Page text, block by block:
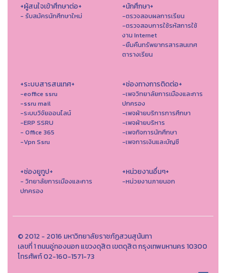
+ผู้สนใจเข้าศึกษาต่อ+
- รับสมัครนักศึกษาใหม่
+นักศึกษา+
-ตรวจสอบผลการเรียน
-ตรวจสอบการใช้รหัสการใช้
งาน Internet
-ยืมคืนทรัพยากรสารสนเทศ
ตารางเรียน
+ระบบสารสนเทศ+
-eoffice ssru
-ssru mail
-ระบบวิจัยออนไลน์
-ERP SSRU
- Office 365
-Vpn Ssru
+ช่องทางการติดต่อ+
-เพจวิทยาลัยการเมืองและการ
ปกครอง
-เพจฝ่ายบริการการศึกษา
-เพจฝ่ายบริหาร
-เพจกิจการนักศึกษา
-เพจการเงินและบัญชี
+ช่องยูทูป+
- วิทยาลัยการเมืองและการ
ปกครอง
+หน่วยงานอื่นๆ+
-หน่วยงานภายนอก
© 2012 - 2016 มหาวิทยาลัยราชภัฏสวนสุนันทา
เลขที่ 1 ถนนอู่ทองนอก แขวงดุสิต เขตดุสิต กรุงเทพมหานคร 10300
โทรศัพท์ 02-160-1571-73